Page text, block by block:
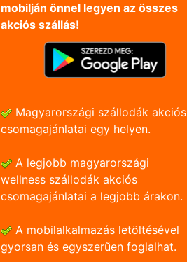
mobilján önnel legyen az összes
akciós szállás!
Magyarországi szállodák akciós
csomagajánlatai egy helyen.
A legjobb magyarországi
wellness szállodák akciós
csomagajánlatai a legjobb árakon.
A mobilalkalmazás letöltésével
gyorsan és egyszerũen foglalhat.